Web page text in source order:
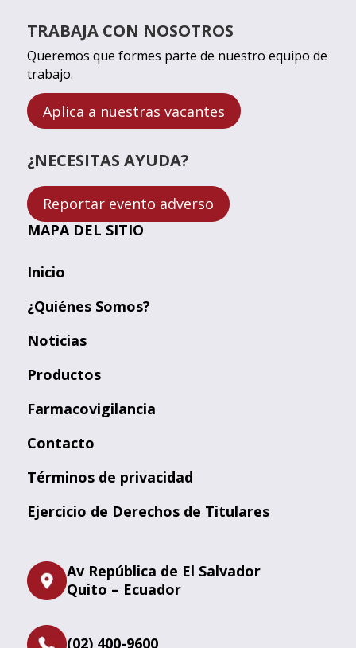
TRABAJA CON NOSOTROS
Queremos que formes parte de nuestro equipo de
trabajo.
Aplica a nuestras vacantes
¿NECESITAS AYUDA?
Reportar evento adverso
MAPA DEL SITIO
Inicio
¿Quiénes Somos?
Noticias
Productos
Farmacovigilancia
Contacto
Términos de privacidad
Ejercicio de Derechos de Titulares
Av República de El Salvador
Quito – Ecuador
(02) 400-9600